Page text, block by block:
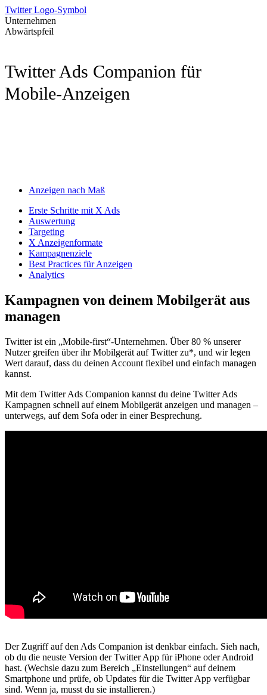
Twitter Logo-Symbol
Unternehmen
Abwärtspfeil
Twitter Ads Companion für
Mobile-Anzeigen
Anzeigen nach Maß
Erste Schritte mit X Ads
Auswertung
Targeting
X Anzeigenformate
Kampagnenziele
Best Practices für Anzeigen
Analytics
Kampagnen von deinem Mobilgerät aus
managen
Twitter ist ein „Mobile-first“-Unternehmen. Über 80 % unserer
Nutzer greifen über ihr Mobilgerät auf Twitter zu*, und wir legen
Wert darauf, dass du deinen Account flexibel und einfach managen
kannst.
Mit dem Twitter Ads Companion kannst du deine Twitter Ads
Kampagnen schnell auf einem Mobilgerät anzeigen und managen –
unterwegs, auf dem Sofa oder in einer Besprechung.
Der Zugriff auf den Ads Companion ist denkbar einfach. Sieh nach,
ob du die neuste Version der Twitter App für iPhone oder Android
hast. (Wechsle dazu zum Bereich „Einstellungen“ auf deinem
Smartphone und prüfe, ob Updates für die Twitter App verfügbar
sind. Wenn ja, musst du sie installieren.)